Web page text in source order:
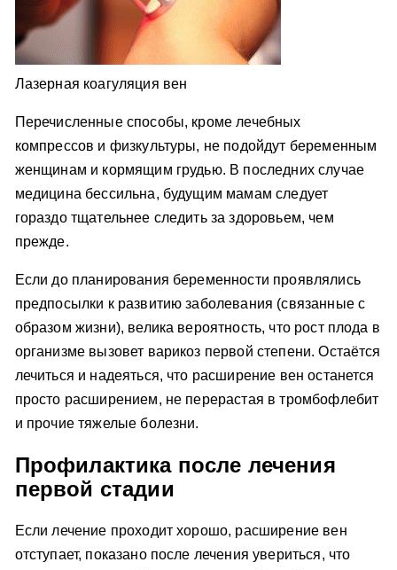
Лазерная коагуляция вен
Перечисленные способы, кроме лечебных
компрессов и физкультуры, не подойдут беременным
женщинам и кормящим грудью. В последних случае
медицина бессильна, будущим мамам следует
гораздо тщательнее следить за здоровьем, чем
прежде.
Если до планирования беременности проявлялись
предпосылки к развитию заболевания (связанные с
образом жизни), велика вероятность, что рост плода в
организме вызовет варикоз первой степени. Остаётся
лечиться и надеяться, что расширение вен останется
просто расширением, не перерастая в тромбофлебит
и прочие тяжелые болезни.
Профилактика после лечения
первой стадии
Если лечение проходит хорошо, расширение вен
отступает, показано после лечения увериться, что